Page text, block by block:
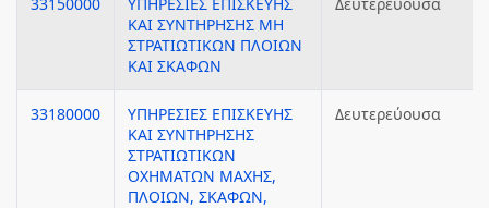
ΚΑΙ ΣΥΝΤΗΡΗΣΗΣ ΜΗ
ΣΤΡΑΤΙΩΤΙΚΩΝ ΠΛΟΙΩΝ
ΚΑΙ ΣΚΑΦΩΝ
33180000
ΥΠΗΡΕΣΙΕΣ ΕΠΙΣΚΕΥΗΣ
ΚΑΙ ΣΥΝΤΗΡΗΣΗΣ
ΣΤΡΑΤΙΩΤΙΚΩΝ
ΟΧΗΜΑΤΩΝ ΜΑΧΗΣ,
ΠΛΟΙΩΝ, ΣΚΑΦΩΝ,
Δευτερεύουσα